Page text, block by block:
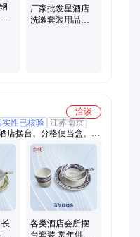
厂家批发星酒店
洗漱套装用品一
洽谈
实性已核验 江苏南京
店摆台、分格便当盒、商
、密胺托盘、烧烤盘、密
餐碟、仿瓷饮料杯、大汤
、仿瓷小汤勺、印花摆
砂托盘
各类酒店会所摆
台套装 常年供应